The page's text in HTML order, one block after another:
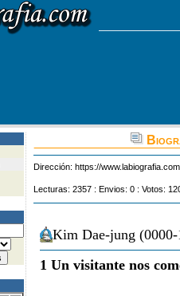
Dirección: https://
Lecturas: 2357 : Envios: 0 : Votos:
Kim Dae-jung
1 Un visitante nos